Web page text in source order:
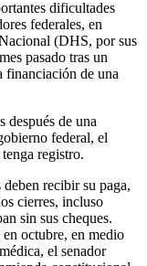
dificultades
federales, en
(DHS, por sus
pasado tras un
financiación de una
después de una
federal, el
registro.
recibir su paga,
cierres, incluso
sin sus cheques.
octubre, en medio
el senador